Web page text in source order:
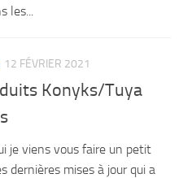
12 FÉVRIER 2021
Konyks/Tuya
je viens vous faire un petit
dernières mises à jour qui a